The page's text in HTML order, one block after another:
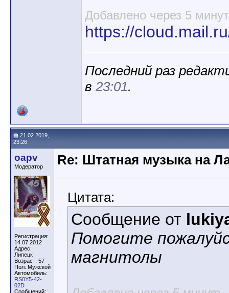
Добавлено через 5 минут
https://
Последний раз
в 23:01.
21.02.2019,
23:26
oapv
Модератор
Регистрация:
14.07.2012
Адрес:
Липецк
Возраст: 57
Пол: Мужской
Автомобиль:
RS0Y5-42-
02D
Сообщений:
Re: Штатная музыка на
Цитата:
Сообщение от
Помогите
магнитолы